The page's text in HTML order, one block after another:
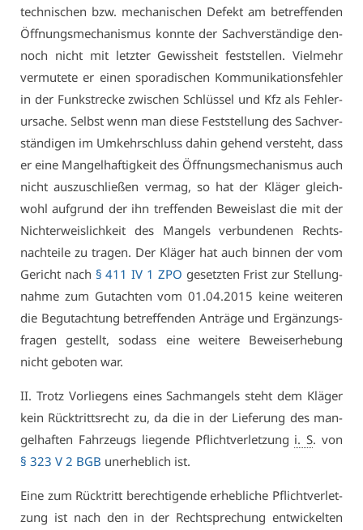
tech­ni­schen bzw. me­cha­ni­schen De­fekt am be­tref­fen­den
Öff­nungs­me­cha­nis­mus konn­te der Sach­ver­stän­di­ge den­
noch nicht mit letz­ter Ge­wiss­heit fest­stel­len. Viel­mehr
ver­mu­te­te er ei­nen spo­ra­di­schen Kom­mu­ni­ka­ti­ons­feh­ler
in der Funk­stre­cke zwi­schen Schlüs­sel und Kfz als Feh­ler­
ur­sa­che. Selbst wenn man die­se Fest­stel­lung des Sach­ver­
stän­di­gen im Um­kehr­schluss da­hin ge­hend ver­steht, dass
er ei­ne Man­gel­haf­tig­keit des Öff­nungs­me­cha­nis­mus auch
nicht aus­zu­schlie­ßen ver­mag, so hat der Klä­ger gleich­
wohl auf­grund der ihn tref­fen­den Be­weis­last die mit der
Nich­ter­weis­lich­keit des Man­gels ver­bun­de­nen Rechts­
nach­tei­le zu tra­gen. Der Klä­ger hat auch bin­nen der vom
Ge­richt nach § 411 IV 1 ZPO ge­setz­ten Frist zur Stel­lung­
nah­me zum Gut­ach­ten vom 01.04.2015 kei­ne wei­te­ren
die Be­gut­ach­tung be­tref­fen­den An­trä­ge und Er­gän­zungs­
fra­gen ge­stellt, so­dass ei­ne wei­te­re Be­weis­er­he­bung
nicht ge­bo­ten war.
II. Trotz Vor­lie­gens ei­nes Sach­man­gels steht dem Klä­ger
kein Rück­tritts­recht zu, da die in der Lie­fe­rung des man­
gel­haf­ten Fahr­zeugs lie­gen­de Pflicht­ver­let­zung i. S. von
§ 323 V 2 BGB un­er­heb­lich ist.
Ei­ne zum Rück­tritt be­rech­ti­gen­de er­heb­li­che Pflicht­ver­let­
zung ist nach den in der Recht­spre­chung ent­wi­ckel­ten